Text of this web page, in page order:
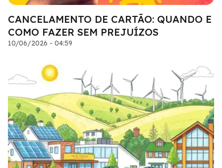
CANCELAMENTO DE CARTÃO: QUANDO E
COMO FAZER SEM PREJUÍZOS
10/06/2026 - 04:59